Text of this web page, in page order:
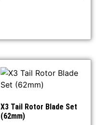
X3 Tail Rotor Blade Set
(62mm)